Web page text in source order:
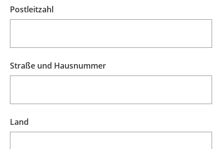
Postleitzahl
Straße und Hausnummer
Land